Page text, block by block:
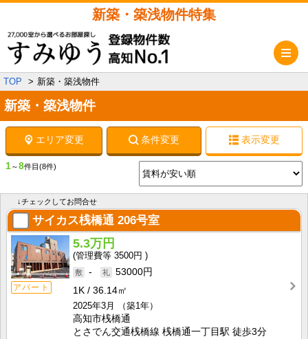
新築・築浅物件特集
TOP 新築・築浅物件
新築・築浅物件
エリア変更 条件変更 表示変更
1～8件目 (8件)
↓チェックしてお問合せ
サイカス桟橋通 206号室
アパート
5.3万円
3500円
-
53000円
1K
36.14㎡
2025年3月
（築1年）
高知市桟橋通
とさでん交通桟橋線 桟橋通一丁目駅 徒歩3分